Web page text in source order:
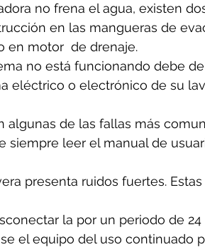
no frena el agua, existen
en las mangueras de
en motor  de drenaje.
no está funcionando debe
eléctrico o electrónico de su
algunas de las fallas más
siempre leer el manual de
presenta ruidos fuertes.
la por un periodo de
el equipo del uso continuado